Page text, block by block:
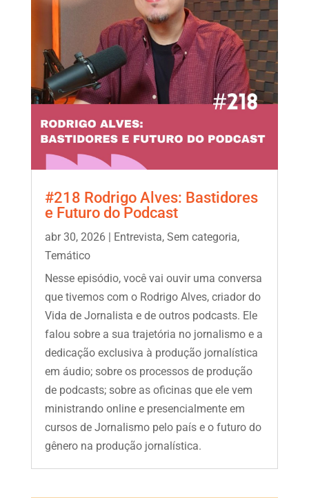
#218 Rodrigo Alves: Bastidores
e Futuro do Podcast
abr 30, 2026| Entrevista, Sem categoria,
Temático
Nesse episódio, você vai ouvir uma conversa
que tivemos com o Rodrigo Alves, criador do
Vida de Jornalista e de outros podcasts. Ele
falou sobre a sua trajetória no jornalismo e a
dedicação exclusiva à produção jornalística
em áudio; sobre os processos de produção
de podcasts; sobre as oficinas que ele vem
ministrando online e presencialmente em
cursos de Jornalismo pelo país e o futuro do
gênero na produção jornalística.